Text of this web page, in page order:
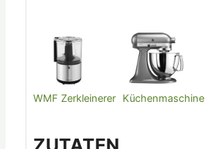
WMF Zerkleinerer Küchenmaschine